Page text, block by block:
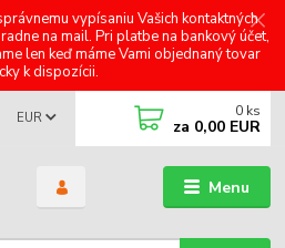
vypísaniu Vašich kontaktných
na mail. Pri platbe na bankový účet,
len keď máme Vami objednaný tovar
k dispozícii.
Menu
EUR 0 ks
za 0,00 EUR